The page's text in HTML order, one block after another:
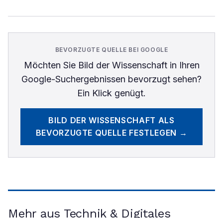
BEVORZUGTE QUELLE BEI GOOGLE
Möchten Sie Bild der Wissenschaftin Ihren
Google-Suchergebnissen bevorzugt sehen?
Ein Klick genügt.
BILD DER WISSENSCHAFT ALS
BEVORZUGTE QUELLE FESTLEGEN →
Mehr aus Technik & Digitales